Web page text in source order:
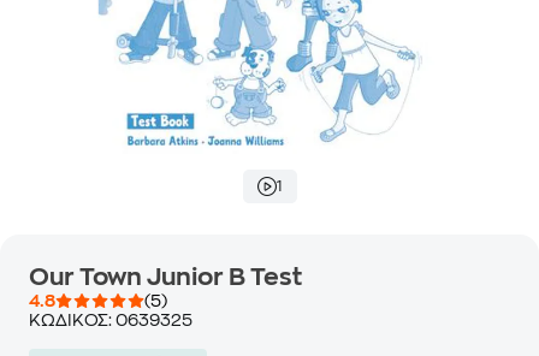
1
Our Town Junior B Test
4.8
(5)
ΚΩΔΙΚΟΣ: 0639325